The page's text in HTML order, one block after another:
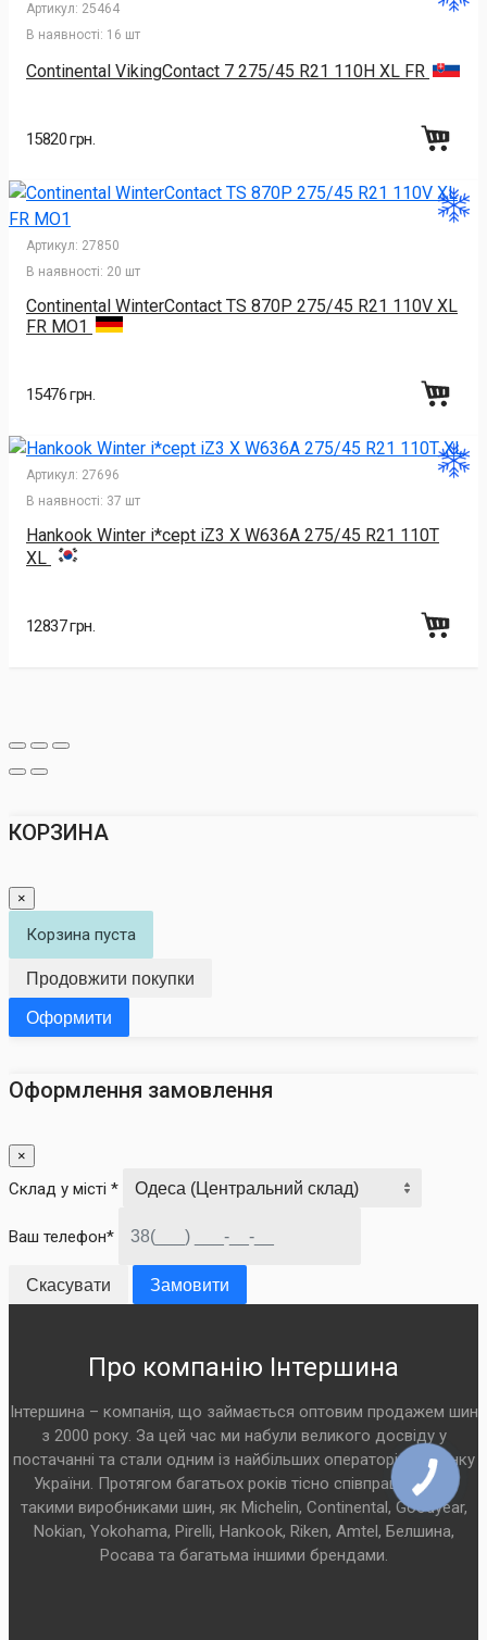
Артикул: 25464
В наявності: 16 шт
Continental VikingContact 7 275/45 R21 110H XL FR
15820 грн.
Артикул: 27850
В наявності: 20 шт
Continental WinterContact TS 870P 275/45 R21 110V XL
FR MO1
15476 грн.
Артикул: 27696
В наявності: 37 шт
Hankook Winter i*cept iZ3 X W636A 275/45 R21 110T
XL
12837 грн.
КОРЗИНА
×
Корзина пуста
Продовжити покупки
Оформити
Оформлення замовлення
×
Склад у місті *
Ваш телефон*
Скасувати Замовити
Про компанію Інтершина
Інтершина – компанія, що займається оптовим продажем шин
з 2000 року. За цей час ми набули великого досвіду у
постачанні та стали одним із найбільших операторів на ринку
України. Протягом багатьох років тісно співпрацюємо з
такими виробниками шин, як Michelin, Continental, Goodyear,
Nokian, Yokohama, Pirelli, Hankook, Riken, Amtel, Белшина,
Росава та багатьма іншими брендами.